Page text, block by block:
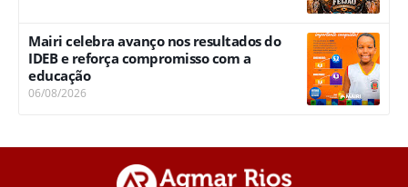
Mairi celebra avanço nos resultados do
IDEB e reforça compromisso com a
educação
06/08/2026